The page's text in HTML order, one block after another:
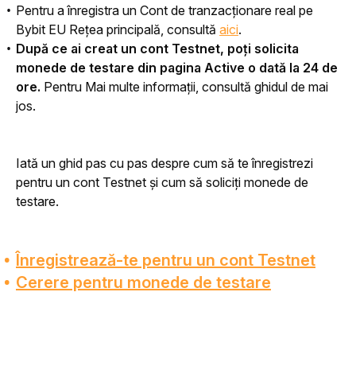
Pentru a înregistra un Cont de tranzacționare real pe
Bybit EU Rețea principală, consultă aici.
După ce ai creat un cont Testnet, poți solicita
monede de testare din pagina Active o dată la 24 de
ore. Pentru Mai multe informații, consultă ghidul de mai
jos.
Iată un ghid pas cu pas despre cum să te înregistrezi
pentru un cont Testnet și cum să soliciți monede de
testare.
Înregistrează-te pentru un cont Testnet
Cerere pentru monede de testare